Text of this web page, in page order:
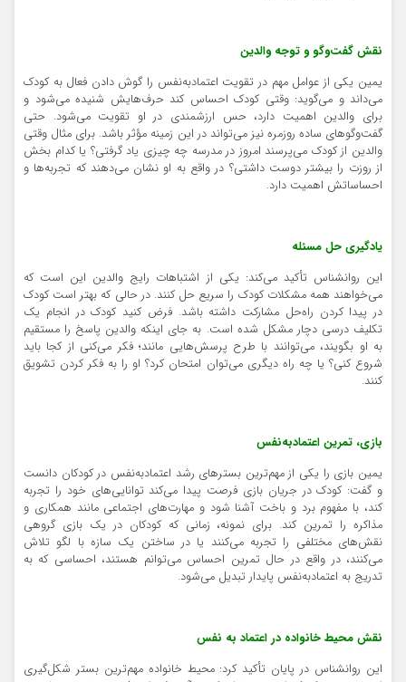
نقش گفت‌وگو و توجه والدین
یمین یکی از عوامل مهم در تقویت اعتمادبه‌نفس را گوش دادن فعال به کودک
می‌داند و می‌گوید: وقتی کودک احساس کند حرف‌هایش شنیده می‌شود و
برای والدین اهمیت دارد، حس ارزشمندی در او تقویت می‌شود. حتی
گفت‌وگوهای ساده روزمره نیز می‌تواند در این زمینه مؤثر باشد. برای مثال وقتی
والدین از کودک می‌پرسند امروز در مدرسه چه چیزی یاد گرفتی؟ یا کدام بخش
از روزت را بیشتر دوست داشتی؟ در واقع به او نشان می‌دهند که تجربه‌ها و
احساساتش اهمیت دارد.
یادگیری حل مسئله
این روانشناس تأکید می‌کند: یکی از اشتباهات رایج والدین این است که
می‌خواهند همه مشکلات کودک را سریع حل کنند. در حالی که بهتر است کودک
در پیدا کردن راه‌حل مشارکت داشته باشد. فرض کنید کودک در انجام یک
تکلیف درسی دچار مشکل شده است. به جای اینکه والدین پاسخ را مستقیم
به او بگویند، می‌توانند با طرح پرسش‌هایی مانند؛ فکر می‌کنی از کجا باید
شروع کنی؟ یا چه راه دیگری می‌توان امتحان کرد؟ او را به فکر کردن تشویق
کنند.
بازی، تمرین اعتمادبه‌نفس
یمین بازی را یکی از مهم‌ترین بسترهای رشد اعتمادبه‌نفس در کودکان دانست
و گفت: کودک در جریان بازی فرصت پیدا می‌کند توانایی‌های خود را تجربه
کند، با مفهوم برد و باخت آشنا شود و مهارت‌های اجتماعی مانند همکاری و
مذاکره را تمرین کند. برای نمونه، زمانی که کودکان در یک بازی گروهی
نقش‌های مختلفی را تجربه می‌کنند یا در ساختن یک سازه با لگو تلاش
می‌کنند، در واقع در حال تمرین احساس می‌توانم هستند، احساسی که به
تدریج به اعتمادبه‌نفس پایدار تبدیل می‌شود.
نقش محیط خانواده در اعتماد به نفس
این روانشناس در پایان تأکید کرد: محیط خانواده مهم‌ترین بستر شکل‌گیری